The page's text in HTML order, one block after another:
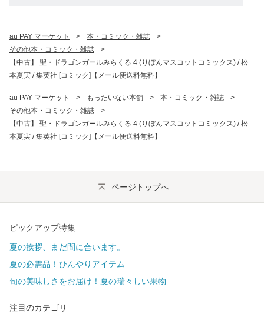
au PAY マーケット > 本・コミック・雑誌
>
その他本・コミック・雑誌
>
【中古】 聖・ドラゴンガールみらくる 4 (りぼんマスコットコミックス) / 松
本夏実 / 集英社 [コミック]【メール便送料無料】
au PAY マーケット > もったいない本舗 > 本・コミック・雑誌
>
その他本・コミック・雑誌
>
【中古】 聖・ドラゴンガールみらくる 4 (りぼんマスコットコミックス) / 松
本夏実 / 集英社 [コミック]【メール便送料無料】
ページトップへ
ピックアップ特集
夏の挨拶、まだ間に合います。
夏の必需品！ひんやりアイテム
旬の美味しさをお届け！夏の瑞々しい果物
注目のカテゴリ